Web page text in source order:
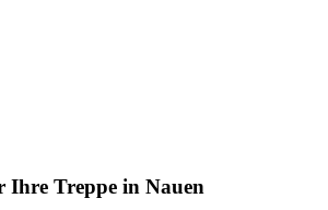
Ihre Treppe in Nauen